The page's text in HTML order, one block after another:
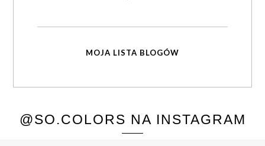
MOJA LISTA BLOGÓW
@SO.COLORS NA INSTAGRAM